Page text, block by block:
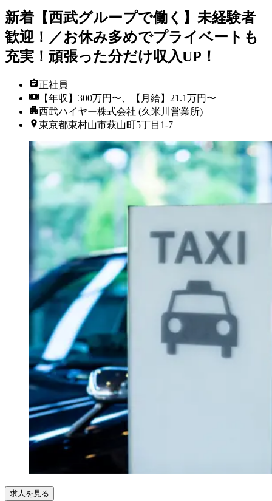
新着 【西武グループで働く】未経験者
歓迎！／お休み多めでプライベートも
充実！頑張った分だけ収入UP！
正社員
【年収】300万円〜、【月給】21.1万円〜
西武ハイヤー株式会社 (久米川営業所)
東京都東村山市萩山町5丁目1-7
求人を見る